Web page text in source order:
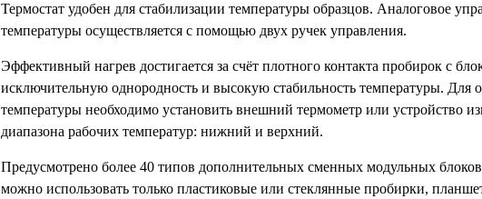
Термостат удобен для стабилизации температуры образцов. Аналоговое
температуры осуществляется с помощью двух ручек управления.
Эффективный нагрев достигается за счёт плотного контакта пробирок с
исключительную однородность и высокую стабильность температуры. Для
температуры необходимо установить внешний термометр или устройство
диапазона рабочих температур: нижний и верхний.
Предусмотрено более 40 типов дополнительных сменных модульных
можно использовать только пластиковые или стеклянные пробирки,